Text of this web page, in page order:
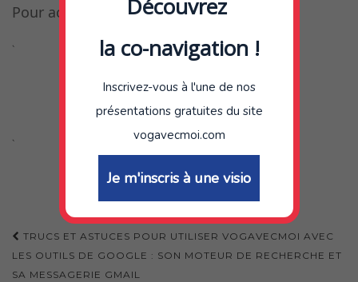
Pour accéder au météo live : Cliquez ici
`
`
Navigation
d'article
TRUCS ET ASTUCES POUR UTILISER VOGAVECMOI AVEC
LES OUTILS DE GOOGLE : SON MOTEUR DE RECHERCHE ET
SA MESSAGERIE GMAIL
Découvrez
la co-navigation !
Inscrivez-vous à l'une de nos
présentations gratuites du site
vogavecmoi.com
Je m'inscris à une visio